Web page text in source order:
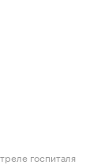
госпиталя